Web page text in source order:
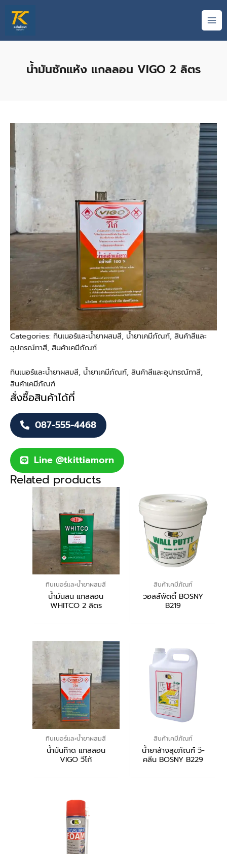
content
น้ำมันซักแห้ง แกลลอน VIGO 2 ลิตร
Categories: ทินเนอร์และน้ำยาผสมสี, น้ำยาเคมีภัณฑ์, สินค้าสีและ
อุปกรณ์ทาสี, สินค้าเคมีภัณฑ์
ทินเนอร์และน้ำยาผสมสี, น้ำยาเคมีภัณฑ์, สินค้าสีและอุปกรณ์ทาสี,
สินค้าเคมีภัณฑ์
สั่งซื้อสินค้าได้ที่
087-555-4468
Line @tkittiamorn
Related products
ทินเนอร์และน้ำยาผสมสี
น้ำมันสน แกลลอน
WHITCO 2 ลิตร
สินค้าเคมีภัณฑ์
วอลล์พัตตี้ BOSNY
B219
ทินเนอร์และน้ำยาผสมสี
น้ำมันก๊าด แกลลอน
VIGO วีโก้
สินค้าเคมีภัณฑ์
น้ำยาล้างสุขภัณฑ์ วี-
คลีน BOSNY B229